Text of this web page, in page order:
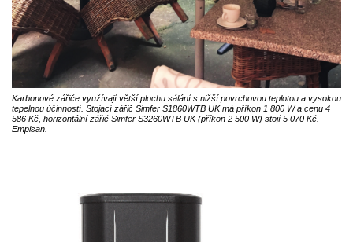
Karbonové zářiče využívají větší plochu sálání s nižší povrchovou teplotou a vysokou
tepelnou účinností. Stojací zářič Simfer S1860WTB UK má příkon 1 800 W a cenu 4
586 Kč, horizontální zářič Simfer S3260WTB UK (příkon 2 500 W) stojí 5 070 Kč.
Empisan.